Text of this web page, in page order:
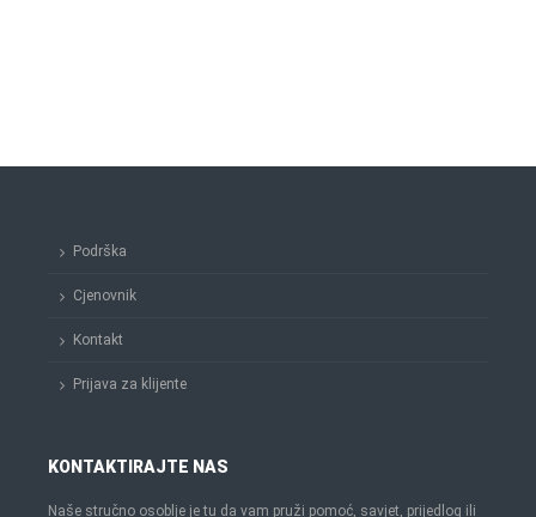
Podrška
Cjenovnik
Kontakt
Prijava za klijente
KONTAKTIRAJTE NAS
Naše stručno osoblje je tu da vam pruži pomoć, savjet, prijedlog ili